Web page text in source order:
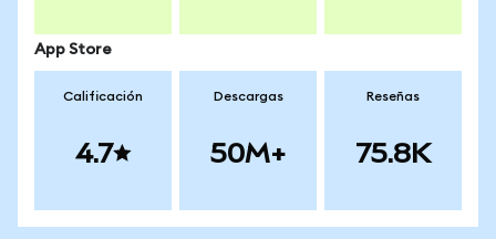
App Store
Calificación
4.7
Descargas
50M+
Reseñas
75.8K